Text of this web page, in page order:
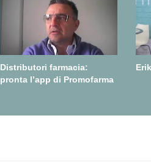
Distributori farmacia:
pronta l’app di Promofarma